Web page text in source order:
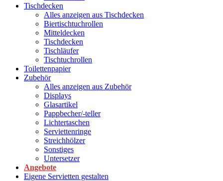
Tischdecken
Alles anzeigen aus Tischdecken
Biertischtuchrollen
Mitteldecken
Tischdecken
Tischläufer
Tischtuchrollen
Toilettenpapier
Zubehör
Alles anzeigen aus Zubehör
Displays
Glasartikel
Pappbecher/-teller
Lichtertaschen
Serviettenringe
Streichhölzer
Sonstiges
Untersetzer
Angebote
Eigene Servietten gestalten